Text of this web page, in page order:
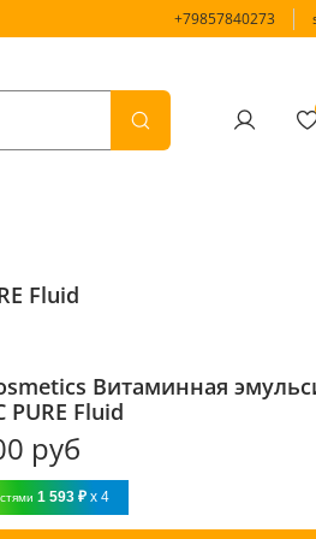
+79857840273
Fluid
Витаминная
Fluid
руб
1 593 ₽ x 4